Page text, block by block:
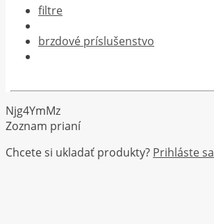
filtre
brzdové príslušenstvo
Njg4YmMz
Zoznam prianí
Chcete si ukladať produkty? Prihláste sa